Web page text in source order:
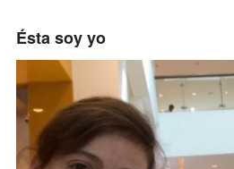
Ésta soy yo